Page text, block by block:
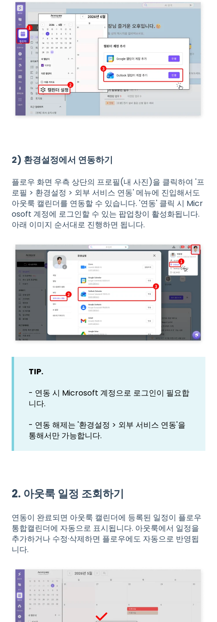
2) 환경설정에서 연동하기
플로우 화면 우측 상단의 프로필(내 사진)을 클릭하여 '프
로필 > 환경설정 > 외부 서비스 연동' 메뉴에 진입해서도
아웃룩 캘린더를 연동할 수 있습니다. '연동' 클릭 시 Micr
osoft 계정에 로그인할 수 있는 팝업창이 활성화됩니다.
아래 이미지 순서대로 진행하면 됩니다.
TIP.
- 연동 시 Microsoft 계정으로 로그인이 필요합
니다.
- 연동 해제는 '환경설정 > 외부 서비스 연동'을
통해서만 가능합니다.
2. 아웃룩 일정 조회하기
연동이 완료되면 아웃룩 캘린더에 등록된 일정이 플로우
통합캘린더에 자동으로 표시됩니다. 아웃룩에서 일정을
추가하거나 수정·삭제하면 플로우에도 자동으로 반영됩
니다.